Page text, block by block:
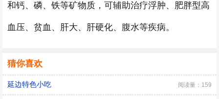
和钙、磷、铁等矿物质，可辅助治疗浮肿、肥胖型高
血压、贫血、肝大、肝硬化、腹水等疾病。
猜你喜欢
延边特色小吃 阅读量：159